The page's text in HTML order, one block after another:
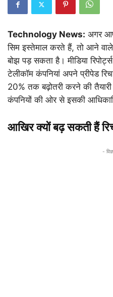
Technology News: अगर
सिम इस्तेमाल करते हैं, तो आने
बोझ पड़ सकता है। मीडिया
टेलीकॉम कंपनियां अपने प्रीपेड
20% तक बढ़ोतरी करने की
कंपनियों की ओर से इसकी
आखिर क्यों बढ़ सकती हैं
-